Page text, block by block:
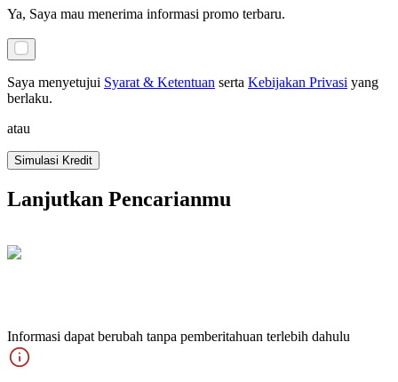
Ya, Saya mau menerima informasi promo terbaru.
Saya menyetujui Syarat & Ketentuan serta Kebijakan Privasi yang
berlaku.
atau
Simulasi Kredit
Lanjutkan Pencarianmu
Informasi dapat berubah tanpa pemberitahuan terlebih dahulu